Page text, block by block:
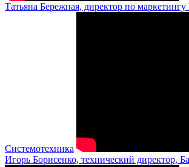
Татьяна Бережная, директор по
Системотехника
Игорь Борисенко, технический директор,